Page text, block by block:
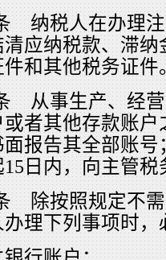
纳税人在办理
应纳税款、滞
和其他税务证件
从事生产、经
者其他存款账
报告其全部账
日内，向主管
除按照规定不
理下列事项时